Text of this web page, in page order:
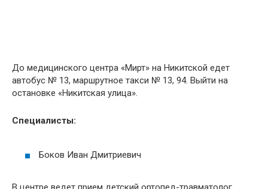
До медицинского центра «Мирт» на Никитской едет
автобус № 13, маршрутное такси № 13, 94. Выйти на
остановке «Никитская улица».
Специалисты:
Боков Иван Дмитриевич